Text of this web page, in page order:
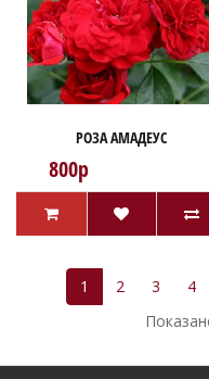
РОЗА АМАДЕУС
800р
1 2 3 4